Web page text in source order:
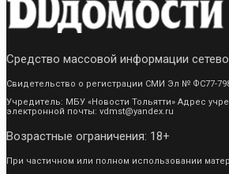
Средство массовой информации
Свидетельство о регистрации СМИ Эл № ФС77-
Учредитель: МБУ «Новости Тольятти» Адрес
электронной почты: vdmst@yandex.ru
Возрастные ограничения: 18+
При частичном или полном использовании